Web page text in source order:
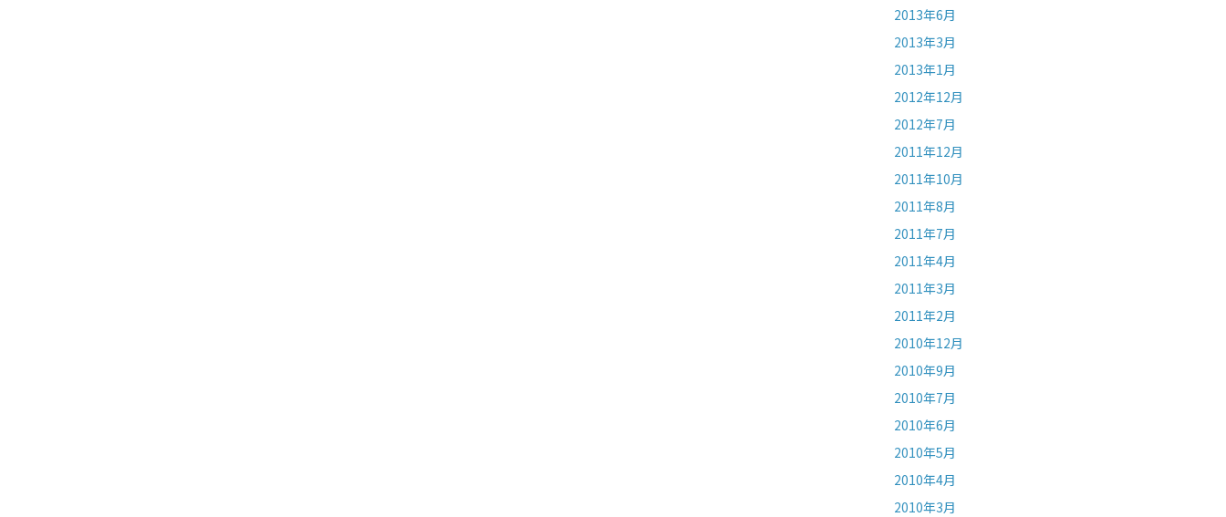
2013年6月
2013年3月
2013年1月
2012年12月
2012年7月
2011年12月
2011年10月
2011年8月
2011年7月
2011年4月
2011年3月
2011年2月
2010年12月
2010年9月
2010年7月
2010年6月
2010年5月
2010年4月
2010年3月